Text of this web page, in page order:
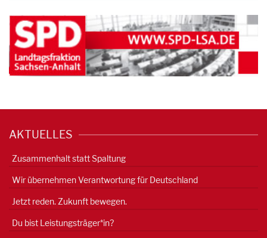
AKTUELLES
Zusammenhalt statt Spaltung
Wir übernehmen Verantwortung für Deutschland
Jetzt reden. Zukunft bewegen.
Du bist Leistungsträger*in?